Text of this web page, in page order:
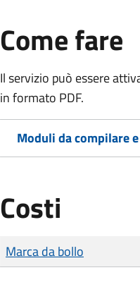
Come fare
Il servizio può essere
in formato PDF.
Moduli da compilare
Costi
Tipo di pagamento
Importo
Marca da bollo